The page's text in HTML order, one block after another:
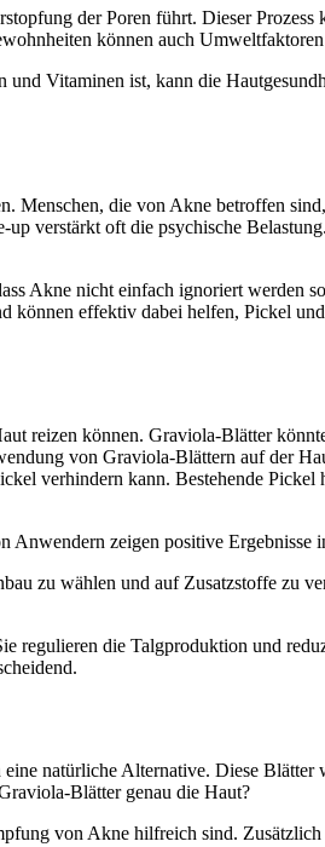
der Poren führt. Dieser
können auch
Vitaminen ist, kann die
Menschen, die von Akne betroffen
verstärkt oft die psychische
Akne nicht einfach ignoriert werden
effektiv dabei helfen, Pickel
reizen können. Graviola-Blätter
von Graviola-Blättern auf der
verhindern kann. Bestehende Pickel
Anwendern zeigen positive Ergebnisse
zu wählen und auf Zusatzstoffe zu
regulieren die Talgproduktion und
natürliche Alternative. Diese
Blätter genau die Haut?
von Akne hilfreich sind. Zusätzlich